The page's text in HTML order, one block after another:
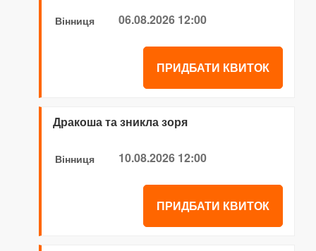
Вінниця 06.08.2026 12:00
ПРИДБАТИ КВИТОК
Дракоша та зникла зоря
Вінниця 10.08.2026 12:00
ПРИДБАТИ КВИТОК